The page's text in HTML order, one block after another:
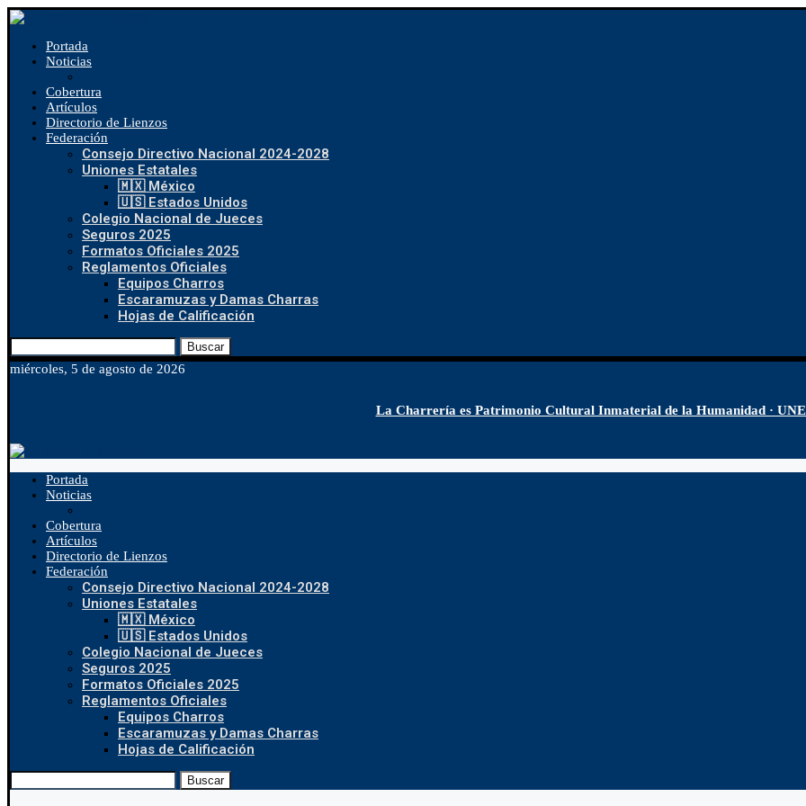
Portada
Noticias
Cobertura
Artículos
Directorio de Lienzos
Federación
Consejo Directivo Nacional 2024-2028
Uniones Estatales
🇲🇽 México
🇺🇸 Estados Unidos
Colegio Nacional de Jueces
Seguros 2025
Formatos Oficiales 2025
Reglamentos Oficiales
Equipos Charros
Escaramuzas y Damas Charras
Hojas de Calificación
Buscar
miércoles, 5 de agosto de 2026
La Charrería es Patrimonio Cultural Inmaterial de la Humanidad ·
Portada
Noticias
Cobertura
Artículos
Directorio de Lienzos
Federación
Consejo Directivo Nacional 2024-2028
Uniones Estatales
🇲🇽 México
🇺🇸 Estados Unidos
Colegio Nacional de Jueces
Seguros 2025
Formatos Oficiales 2025
Reglamentos Oficiales
Equipos Charros
Escaramuzas y Damas Charras
Hojas de Calificación
Buscar